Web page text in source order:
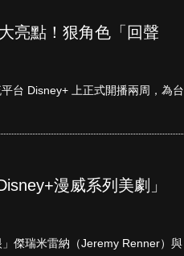
亮點！狠角色「回聲
台 Disney+ 上正式開播兩周，為台
漫威系列美劇」
傑瑞米雷納（Jeremy Renner）與
致命旅途